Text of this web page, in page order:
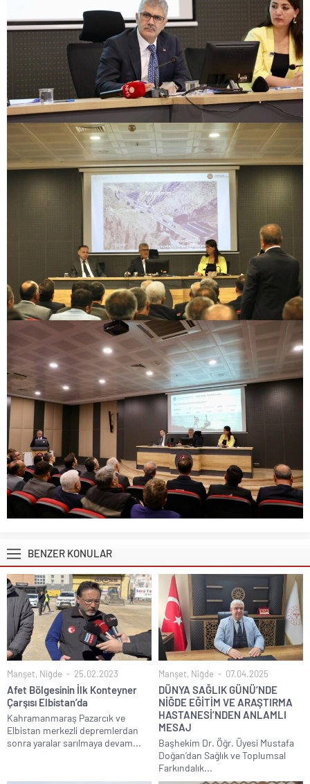
BENZER KONULAR
Manşet, Niğde 25.02.2023
Afet Bölgesinin İlk Konteyner
Çarşısı Elbistan’da
Kahramanmaraş Pazarcık ve
Elbistan merkezli depremlerdan
sonra yaralar sarılmaya devam...
Manşet, Niğde 07.04.2025
DÜNYA SAĞLIK GÜNÜ’NDE
NİĞDE EĞİTİM VE ARAŞTIRMA
HASTANESİ’NDEN ANLAMLI
MESAJ
Başhekim Dr. Öğr. Üyesi Mustafa
Doğan’dan Sağlık ve Toplumsal
Farkındalık...